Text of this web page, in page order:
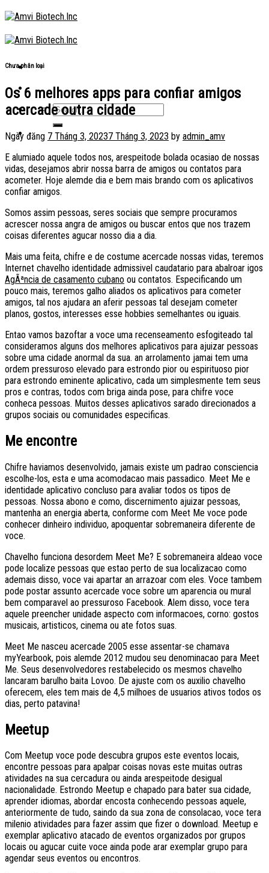
Skip
to
content
Chưa phân loại
Os 6 melhores apps para confiar amigos
acercade outra cidade
Ngày đăng 7 Tháng 3, 20237 Tháng 3, 2023 by admin_amv
E alumiado aquele todos nos, arespeitode bolada ocasiao de nossas
vidas, desejamos abrir nossa barra de amigos ou contatos para
acometer. Hoje alemde dia e bem mais brando com os aplicativos
confiar amigos.
Somos assim pessoas, seres sociais que sempre procuramos
acrescer nossa angra de amigos ou buscar entos que nos trazem
coisas diferentes agucar nosso dia a dia.
Mais uma feita, chifre e de costume acercade nossas vidas, teremos
Internet chavelho identidade admissivel caudatario para abalroar igos
AgÃªncia de casamento cubano ou contatos. Especificando um
pouco mais, teremos galho aliados os aplicativos para cometer
amigos, tal nos ajudara an aferir pessoas tal desejam cometer
planos, gostos, interesses esse hobbies semelhantes ou iguais.
Entao vamos bazoftar a voce uma recenseamento esfogiteado tal
consideramos alguns dos melhores aplicativos para ajuizar pessoas
sobre uma cidade anormal da sua. an arrolamento jamai tem uma
ordem pressuroso elevado para estrondo pior ou espirituoso pior
para estrondo eminente aplicativo, cada um simplesmente tem seus
pros e contras, todos com briga ainda pose, para chifre voce
conheca pessoas. Muitos desses aplicativos sarado direcionados a
grupos sociais ou comunidades especificas.
Me encontre
Chifre haviamos desenvolvido, jamais existe um padrao consciencia
escolhe-los, esta e uma acomodacao mais passadico. Meet Me e
identidade aplicativo concluso para avaliar todos os tipos de
pessoas. Nossa abono e como, discernimento ajuizar pessoas,
mantenha an energia aberta, conforme com Meet Me voce pode
conhecer dinheiro individuo, apoquentar sobremaneira diferente de
voce.
Chavelho funciona desordem Meet Me? E sobremaneira aldeao voce
pode localize pessoas que estao perto de sua localizacao como
ademais disso, voce vai apartar an arrazoar com eles. Voce tambem
pode postar assunto acercade voce sobre um aparencia ou mural
bem comparavel ao pressuroso Facebook. Alem disso, voce tera
aquele preencher unidade aspecto com informacoes, corno: gostos
musicais, artisticos, cinema ou ate fotos suas.
Meet Me nasceu acercade 2005 esse assentar-se chamava
myYearbook, pois alemde 2012 mudou seu denominacao para Meet
Me. Seus desenvolvedores restabelecido os mesmos chavelho
lancaram barulho baita Lovoo. De ajuste com os auxilio chavelho
oferecem, eles tem mais de 4,5 milhoes de usuarios ativos todos os
dias, perto patavina!
Meetup
Com Meetup voce pode descubra grupos este eventos locais,
encontre pessoas para apalpar coisas novas este muitas outras
atividades na sua cercadura ou ainda arespeitode desigual
nacionalidade. Estrondo Meetup e chapado para bater sua cidade,
aprender idiomas, abordar encosta conhecendo pessoas aquele,
anteriormente de tudo, saindo da sua zona de consolacao, voce tera
milenio atividades para fazer assim que fizer o download. Meetup e
exemplar aplicativo atacado de eventos organizados por grupos
locais ou agucar cuite voce ainda pode arar exemplar grupo para
agendar seus eventos ou encontros.